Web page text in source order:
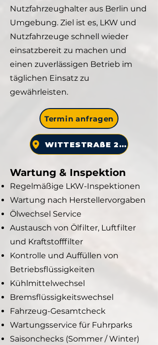
Nutzfahrzeughalter aus Berlin und
Umgebung. Ziel ist es, LKW und
Nutzfahrzeuge schnell wieder
einsatzbereit zu machen und
einen zuverlässigen Betrieb im
täglichen Einsatz zu
gewährleisten.
Termin anfragen
WITTESTRAßE 26C
Wartung & Inspektion
Regelmäßige LKW-Inspektionen
Wartung nach Herstellervorgaben
Ölwechsel Service
Austausch von Ölfilter, Luftfilter
und Kraftstofffilter
Kontrolle und Auffüllen von
Betriebsflüssigkeiten
Kühlmittelwechsel
Bremsflüssigkeitswechsel
Fahrzeug-Gesamtcheck
Wartungsservice für Fuhrparks
Saisonchecks (Sommer / Winter)